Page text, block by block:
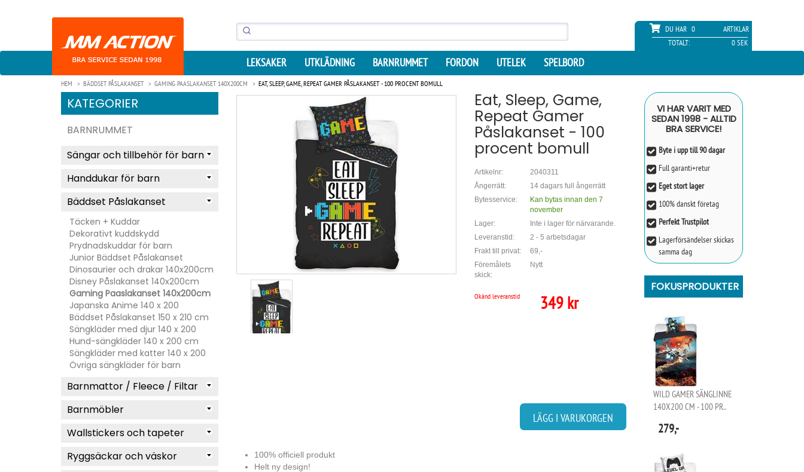
DU HAR 0
ARTIKLAR
TOTALT:
0 SEK
LEKSAKER UTKLÄDNING BARNRUMMET FORDON UTELEK SPELBORD
HEM BÄDDSET PÅSLAKANSET GAMING PAASLAKANSET 140X200CM EAT, SLEEP, GAME, REPEAT GAMER PÅSLAKANSET - 100 PROCENT BOMULL
KATEGORIER
BARNRUMMET
Sängar och tillbehör för barn
Handdukar för barn
Bäddset Påslakanset
Täcken + Kuddar
Dekorativt kuddskydd
Prydnadskuddar för barn
Junior Bäddset Påslakanset
Dinosaurier och drakar 140x200cm
Disney Påslakanset 140x200cm
Gaming Paaslakanset 140x200cm
Japanska Anime 140 x 200
Bäddset Påslakanset 150 x 210 cm
Sängkläder med djur 140 x 200
Hund-sängkläder 140 x 200 cm
Sängkläder med katter 140 x 200
Övriga sängkläder för barn
Barnmattor / Fleece / Filtar
Barnmöbler
Wallstickers och tapeter
Ryggsäckar och väskor
Eat, Sleep, Game,
Repeat Gamer
Påslakanset - 100
procent bomull
Artikelnr:
2040311
Ångerrätt:
14 dagars full ångerrätt
Bytesservice:
Kan bytas innan den 7
november
Lager:
Inte i lager för närvarande.
Leveranstid:
2 - 5 arbetsdagar
Frakt till privat:
69,-
Föremålets
skick:
Nytt
Okänd leveranstid 349 kr
LÄGG I VARUKORGEN
100% officiell produkt
Helt ny design!
VI HAR VARIT MED
SEDAN 1998 - ALLTID
BRA SERVICE!
Byte i upp till 90 dagar
Full garanti+retur
Eget stort lager
100% danskt företag
Perfekt Trustpilot
Lagerförsändelser skickas
samma dag
FOKUSPRODUKTER
WILD GAMER SÄNGLINNE
140X200 CM - 100 PR..
279,-